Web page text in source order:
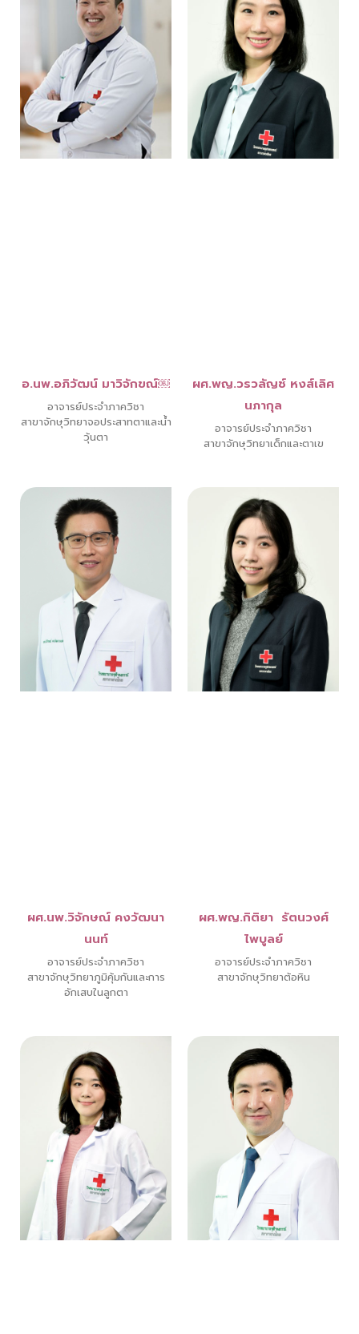
อ.นพ.อภิวัฒน์ มาวิจักขณ์￼
อาจารย์ประจำภาควิชา
สาขาจักษุวิทยาจอประสาทตาและน้ำ
วุ้นตา
ผศ.พญ.วรวลัญช์ หงส์เลิศ
นภากุล
อาจารย์ประจำภาควิชา
สาขาจักษุวิทยาเด็กและตาเข
ผศ.นพ.วิจักษณ์ คงวัฒนา
นนท์
อาจารย์ประจำภาควิชา
สาขาจักษุวิทยาภูมิคุ้มกันและการ
อักเสบในลูกตา
ผศ.พญ.กิติยา รัตนวงศ์
ไพบูลย์
อาจารย์ประจำภาควิชา
สาขาจักษุวิทยาต้อหิน